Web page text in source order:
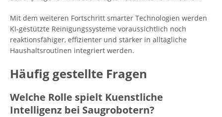
Mit dem weiteren Fortschritt smarter Technologien werden
KI-gestützte Reinigungssysteme voraussichtlich noch
reaktionsfähiger, effizienter und stärker in alltägliche
Haushaltsroutinen integriert werden.
Häufig gestellte Fragen
Welche Rolle spielt Kuenstliche
Intelligenz bei Saugrobotern?